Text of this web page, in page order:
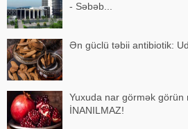
- Səbəb...
Ən güclü təbii antibiotik:
Yuxuda nar görmək görün
İNANILMAZ!